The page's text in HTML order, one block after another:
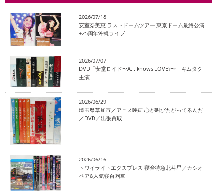
2026/07/18
安室奈美恵 ラストドームツアー 東京ドーム最終公演
+25周年沖縄ライブ
2026/07/07
DVD「安堂ロイド〜A.I. knows LOVE?〜」キムタク
主演
2026/06/29
埼玉県草加市／アニメ映画 心が叫びたがってるんだ
／DVD／出張買取
2026/06/16
トワイライトエクスプレス 寝台特急北斗星／カシオ
ペア&人気寝台列車